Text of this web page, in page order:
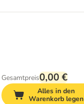
Gesamtpreis0,00 €
Alles in den
Warenkorb legen